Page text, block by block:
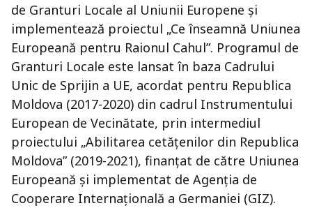
de Granturi Locale al Uniunii Europene și
implementează proiectul „Ce înseamnă Uniunea
Europeană pentru Raionul Cahul”. Programul de
Granturi Locale este lansat în baza Cadrului
Unic de Sprijin a UE, acordat pentru Republica
Moldova (2017-2020) din cadrul Instrumentului
European de Vecinătate, prin intermediul
proiectului „Abilitarea cetățenilor din Republica
Moldova” (2019-2021), finanțat de către Uniunea
Europeană și implementat de Agenția de
Cooperare Internațională a Germaniei (GIZ).